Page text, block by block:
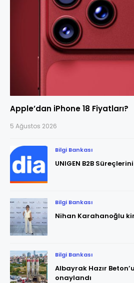
Apple’dan iPhone 18 Fiyatları?
5 Ağustos 2026
Bilgi Bankası
UNIGEN B2B
Bilgi Bankası
Nihan Karahanoğlu
Bilgi Bankası
Albayrak Hazır Beton’un halka arz
onaylandı